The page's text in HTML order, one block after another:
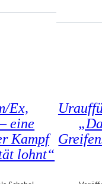
Z
A
R
T
D
O
U
Ex,
eine
Kampf
lohnt“